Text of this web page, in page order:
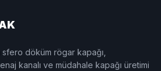
sfero döküm rögar kapağı,
kanalı ve müdahale kapağı üretimi